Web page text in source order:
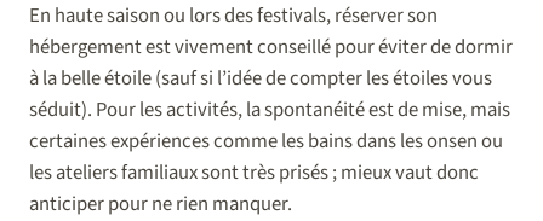
En haute saison ou lors des festivals, réserver son
hébergement est vivement conseillé pour éviter de dormir
à la belle étoile (sauf si l’idée de compter les étoiles vous
séduit). Pour les activités, la spontanéité est de mise, mais
certaines expériences comme les bains dans les onsen ou
les ateliers familiaux sont très prisés ; mieux vaut donc
anticiper pour ne rien manquer.